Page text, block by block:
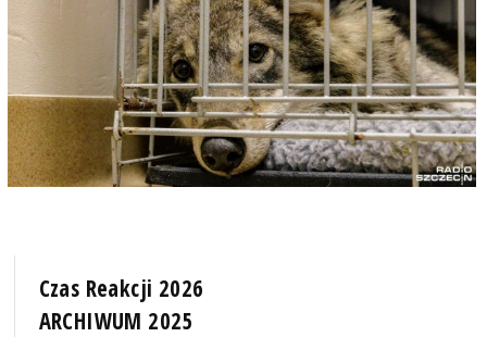
Czas Reakcji 2026
ARCHIWUM 2025